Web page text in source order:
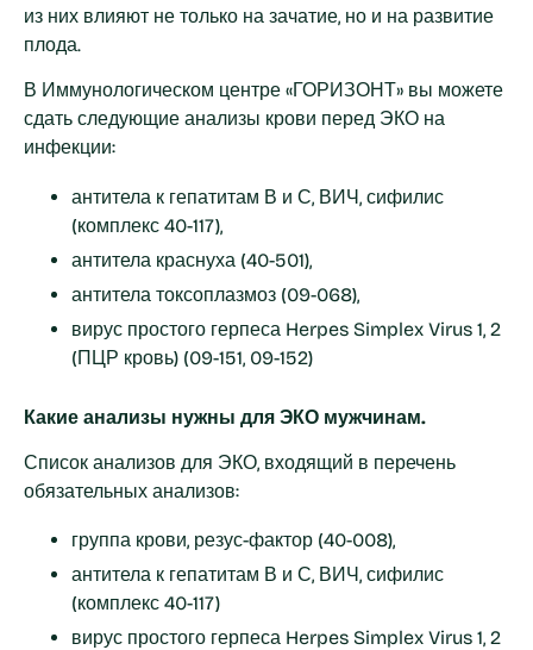
из них влияют не только на зачатие, но и на развитие
плода.
В Иммунологическом центре «ГОРИЗОНТ» вы можете
сдать следующие анализы крови перед ЭКО на
инфекции:
антитела к гепатитам В и С, ВИЧ, сифилис
(комплекс 40-117),
антитела краснуха (40-501),
антитела токсоплазмоз (09-068),
вирус простого герпеса Herpes Simplex Virus 1, 2
(ПЦР кровь) (09-151, 09-152)
Какие анализы нужны для ЭКО мужчинам.
Список анализов для ЭКО, входящий в перечень
обязательных анализов:
группа крови, резус-фактор (40-008),
антитела к гепатитам В и С, ВИЧ, сифилис
(комплекс 40-117)
вирус простого герпеса Herpes Simplex Virus 1, 2